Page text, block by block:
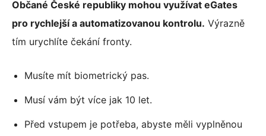
Občané České republiky mohou využívat eGates
pro rychlejší a automatizovanou kontrolu. Výrazně
tím urychlíte čekání fronty.
Musíte mít biometrický pas.
Musí vám být více jak 10 let.
Před vstupem je potřeba, abyste měli vyplněnou